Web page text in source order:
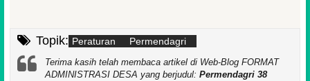
Topik: Peraturan Permendagri
Terima kasih telah membaca artikel di Web-Blog FORMAT
ADMINISTRASI DESA yang berjudul: Permendagri 38